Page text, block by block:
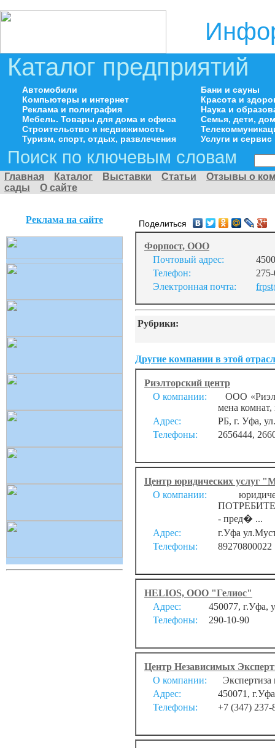
Каталог предприятий
Автомобили
Компьютеры и интернет
Реклама и полиграфия
Мебель. Товары для дома и офиса
Строительство и недвижимость
Туризм, спорт, отдых, развлечения
Бани и сауны
Красота и
Наука и
Семья, дети,
Услуги и сервис
Поиск по ключевым словам
Главная Каталог Выставки Статьи
Отзывы о
сады
О сайте
Реклама на сайте Поделиться
Форпост, ООО
Почтовый адрес:
Телефон:
Электронная почта:
Рубрики:
Другие компании в этой
Риэлторский центр
О компании:
ООО
мена комнат,
Адрес:
РБ, г. Уфа,
Телефоны:
2656444,
Центр юридических услуг
О компании:
- пред� ...
Адрес:
г.Уфа
Телефоны:
89270800022
HELIOS, ООО "Гелиос"
Адрес:
450077, г.Уфа,
Телефоны:
290-10-90
Центр Независимых
О компании:
Экспертиза
Адрес:
450071,
Телефоны:
+7 (347) 237-